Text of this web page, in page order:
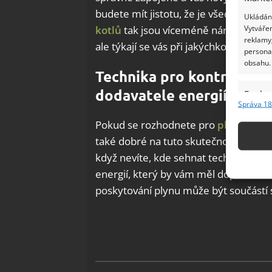
obsahu.
Funkce
Správa
budete mít jistotu, že je všechno
kotlů tak jsou víceméně nárazovou
ale týkají se vás při jakýchkoliv
Technika pro kontrolu a
dodavatele energií
Pokud se rozhodnete pro plynový
také dobré na tuto skutečnost
když nevíte, kde sehnat technika pro
energií, který by vám měl doporučit
poskytování plynu může být